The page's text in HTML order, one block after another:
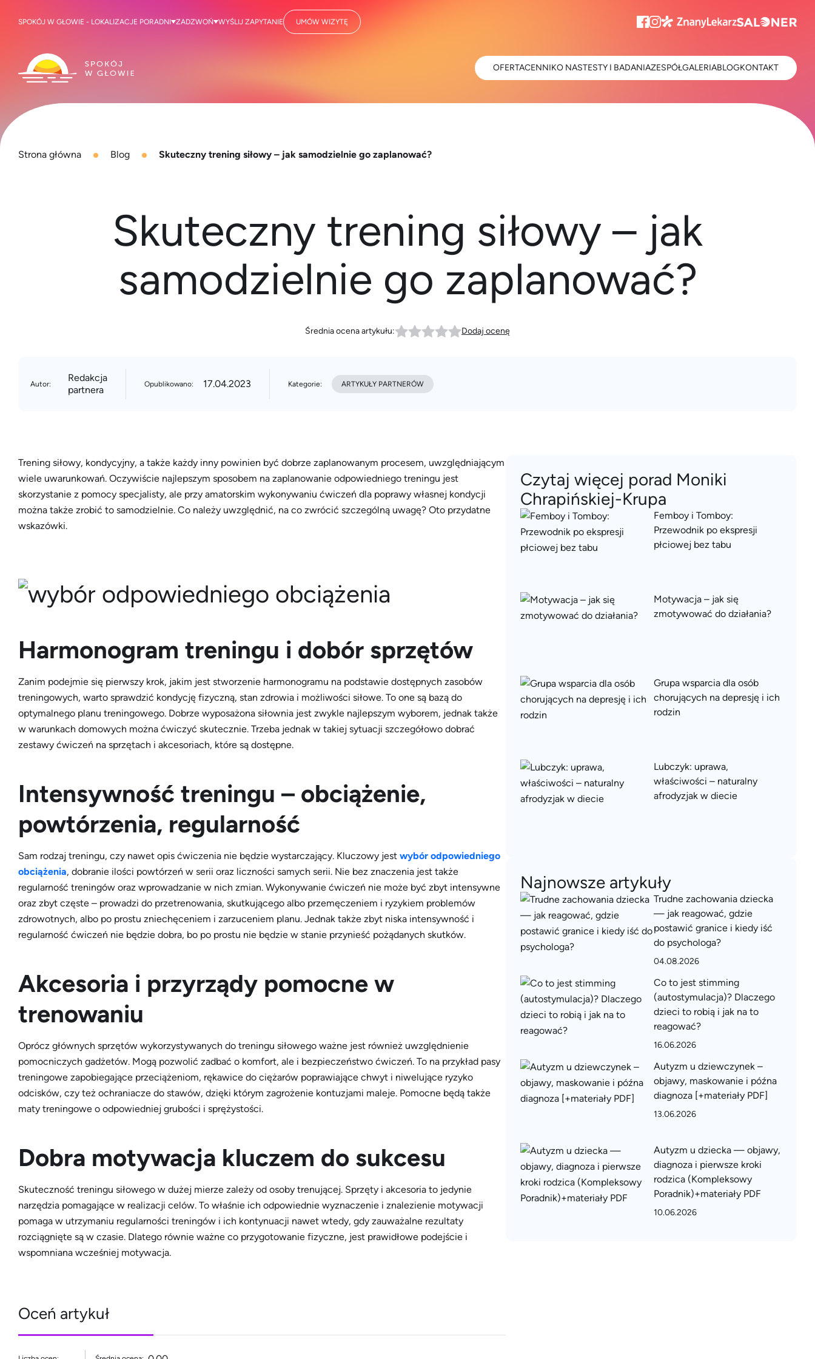
Strona główna Blog Skuteczny trening siłowy – jak samodzielnie go zaplanować?
Skuteczny trening siłowy – jak
samodzielnie go zaplanować?
Średnia ocena artykułu: Dodaj ocenę
Autor:
Redakcja
partnera
Opublikowano: 17.04.2023 Kategorie: ARTYKUŁY PARTNERÓW
Trening siłowy, kondycyjny, a także każdy inny powinien być dobrze zaplanowanym procesem, uwzględniającym
wiele uwarunkowań. Oczywiście najlepszym sposobem na zaplanowanie odpowiedniego treningu jest
skorzystanie z pomocy specjalisty, ale przy amatorskim wykonywaniu ćwiczeń dla poprawy własnej kondycji
można także zrobić to samodzielnie. Co należy uwzględnić, na co zwrócić szczególną uwagę? Oto przydatne
wskazówki.
Harmonogram treningu i dobór sprzętów
Zanim podejmie się pierwszy krok, jakim jest stworzenie harmonogramu na podstawie dostępnych zasobów
treningowych, warto sprawdzić kondycję fizyczną, stan zdrowia i możliwości siłowe. To one są bazą do
optymalnego planu treningowego. Dobrze wyposażona siłownia jest zwykle najlepszym wyborem, jednak także
w warunkach domowych można ćwiczyć skutecznie. Trzeba jednak w takiej sytuacji szczegółowo dobrać
zestawy ćwiczeń na sprzętach i akcesoriach, które są dostępne.
Intensywność treningu – obciążenie,
powtórzenia, regularność
Sam rodzaj treningu, czy nawet opis ćwiczenia nie będzie wystarczający. Kluczowy jest wybór odpowiedniego
obciążenia, dobranie ilości powtórzeń w serii oraz liczności samych serii. Nie bez znaczenia jest także
regularność treningów oraz wprowadzanie w nich zmian. Wykonywanie ćwiczeń nie może być zbyt intensywne
oraz zbyt częste – prowadzi do przetrenowania, skutkującego albo przemęczeniem i ryzykiem problemów
zdrowotnych, albo po prostu zniechęceniem i zarzuceniem planu. Jednak także zbyt niska intensywność i
regularność ćwiczeń nie będzie dobra, bo po prostu nie będzie w stanie przynieść pożądanych skutków.
Akcesoria i przyrządy pomocne w
trenowaniu
Oprócz głównych sprzętów wykorzystywanych do treningu siłowego ważne jest również uwzględnienie
pomocniczych gadżetów. Mogą pozwolić zadbać o komfort, ale i bezpieczeństwo ćwiczeń. To na przykład pasy
treningowe zapobiegające przeciążeniom, rękawice do ciężarów poprawiające chwyt i niwelujące ryzyko
odcisków, czy też ochraniacze do stawów, dzięki którym zagrożenie kontuzjami maleje. Pomocne będą także
maty treningowe o odpowiedniej grubości i sprężystości.
Dobra motywacja kluczem do sukcesu
Skuteczność treningu siłowego w dużej mierze zależy od osoby trenującej. Sprzęty i akcesoria to jedynie
narzędzia pomagające w realizacji celów. To właśnie ich odpowiednie wyznaczenie i znalezienie motywacji
pomaga w utrzymaniu regularności treningów i ich kontynuacji nawet wtedy, gdy zauważalne rezultaty
rozciągnięte są w czasie. Dlatego równie ważne co przygotowanie fizyczne, jest prawidłowe podejście i
wspomniana wcześniej motywacja.
Oceń artykuł
Czytaj więcej porad Moniki
Chrapińskiej-Krupa
Femboy i Tomboy:
Przewodnik po ekspresji
płciowej bez tabu
Motywacja – jak się
zmotywować do działania?
Grupa wsparcia dla osób
chorujących na depresję i ich
rodzin
Lubczyk: uprawa,
właściwości – naturalny
afrodyzjak w diecie
Najnowsze artykuły
Trudne zachowania dziecka
— jak reagować, gdzie
postawić granice i kiedy iść
do psychologa?
04.08.2026
Co to jest stimming
(autostymulacja)? Dlaczego
dzieci to robią i jak na to
reagować?
16.06.2026
Autyzm u dziewczynek –
objawy, maskowanie i późna
diagnoza [+materiały PDF]
13.06.2026
Autyzm u dziecka — objawy,
diagnoza i pierwsze kroki
rodzica (Kompleksowy
Poradnik)+materiały PDF
10.06.2026
SPOKÓJ W GŁOWIE - LOKALIZACJE PORADNI ZADZWOŃ WYŚLIJ ZAPYTANIE UMÓW WIZYTĘ
OFERTACENNIKO NASTESTY I BADANIAZESPÓŁGALERIABLOGKONTAKT